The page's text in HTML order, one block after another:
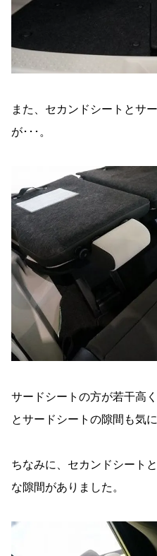
また、セカンドシートとサ
が･･･。
サードシートの方が若干高
とサードシートの隙間も気に
ちなみに、セカンドシート
な隙間がありました。